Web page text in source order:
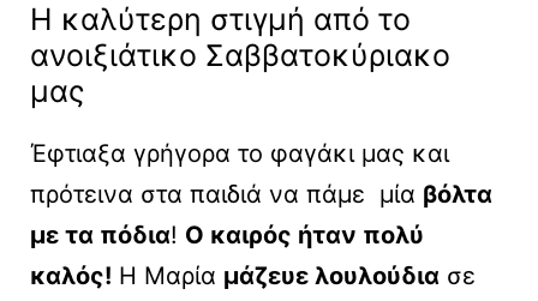
H καλύτερη στιγμή από το
ανοιξιάτικο Σαββατοκύριακο
μας
Έφτιαξα γρήγορα το φαγάκι μας και
πρότεινα στα παιδιά να πάμε μία βόλτα
με τα πόδια! Ο καιρός ήταν πολύ
καλός! Η Μαρία μάζευε λουλούδια σε